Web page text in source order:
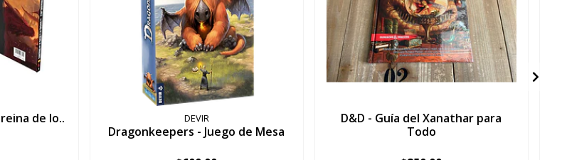
de lo.. DEVIR
Dragonkeepers - Juego de Mesa
D&D - Guía del Xanathar para
Todo